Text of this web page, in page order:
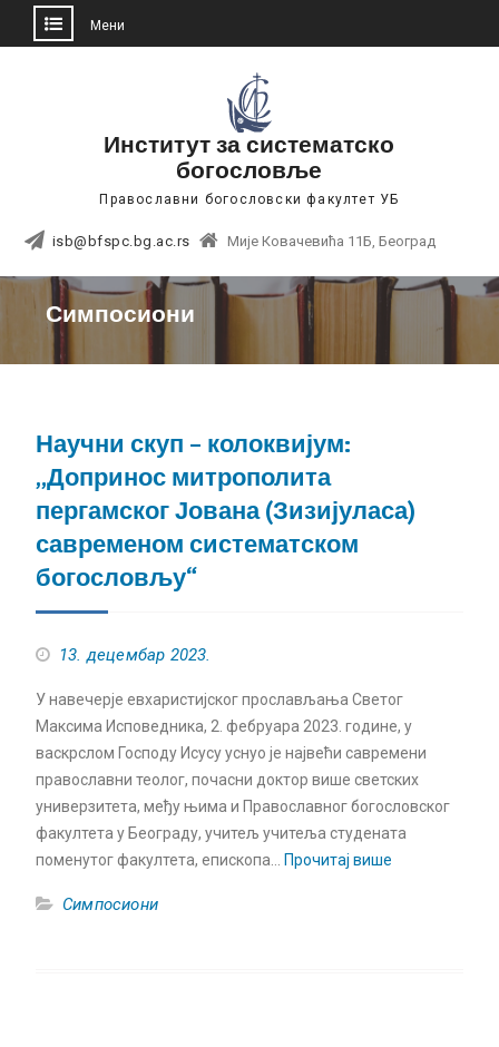
Мени
Институт за систематско
богословље
Православни богословски факултет УБ
isb@bfspc.bg.ac.rs Мије Ковачевића 11Б, Београд
Симпосиони
Научни скуп – колоквијум:
„Допринос митрополита
пергамског Јована (Зизијуласа)
савременом систематском
богословљу“
13. децембар 2023.
У навечерје евхаристијског прослављања Светог
Максима Исповедника, 2. фебруара 2023. године, у
васкрслом Господу Исусу уснуо је највећи савремени
православни теолог, почасни доктор више светских
универзитета, међу њима и Православног богословског
факултета у Београду, учитељ учитеља студената
поменутог факултета, епископа…
Прочитај више
Симпосиони